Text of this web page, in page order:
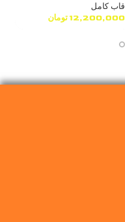
قاب کامل
12,200,000تومان